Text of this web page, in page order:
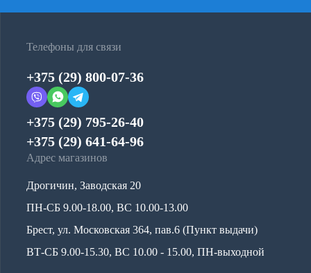
Телефоны для связи
+375 (29) 800-07-36
+375 (29) 795-26-40
+375 (29) 641-64-96
Адрес магазинов
Дрогичин, Заводская 20
ПН-СБ 9.00-18.00, ВС 10.00-13.00
Брест, ул. Московская 364, пав.6 (Пункт выдачи)
ВТ-СБ 9.00-15.30, ВС 10.00 - 15.00, ПН-выходной